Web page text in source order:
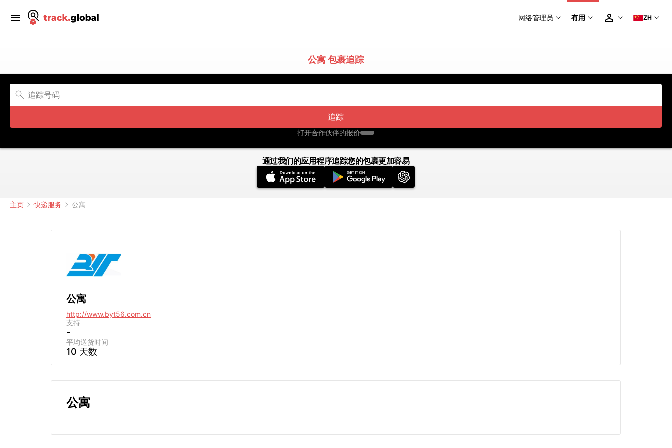
网络管理员 有用 ZH
公寓 包裹追踪
追踪
打开合作伙伴的报价
通过我们的应用程序追踪您的包裹更加容易
主页 快递服务 公寓
公寓
http://www.byt56.com.cn
支持
-
平均送货时间
10 天数
公寓